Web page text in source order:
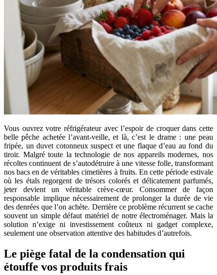
Vous ouvrez votre réfrigérateur avec l’espoir de croquer dans cette
belle pêche achetée l’avant-veille, et là, c’est le drame : une peau
fripée, un duvet cotonneux suspect et une flaque d’eau au fond du
tiroir. Malgré toute la technologie de nos appareils modernes, nos
récoltes continuent de s’autodétruire à une vitesse folle, transformant
nos bacs en de véritables cimetières à fruits. En cette période estivale
où les étals regorgent de trésors colorés et délicatement parfumés,
jeter devient un véritable crève-cœur. Consommer de façon
responsable implique nécessairement de prolonger la durée de vie
des denrées que l’on achète. Derrière ce problème récurrent se cache
souvent un simple défaut matériel de notre électroménager. Mais la
solution n’exige ni investissement coûteux ni gadget complexe,
seulement une observation attentive des habitudes d’autrefois.
Le piège fatal de la condensation qui
étouffe vos produits frais